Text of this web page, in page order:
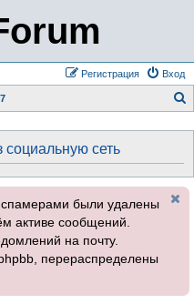
Вход
Регистрация
социальную сеть
спамерами были удалены
активе сообщений.
на почту.
перераспределены